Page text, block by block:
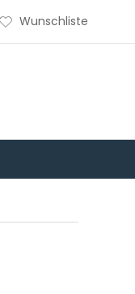
Wunschliste